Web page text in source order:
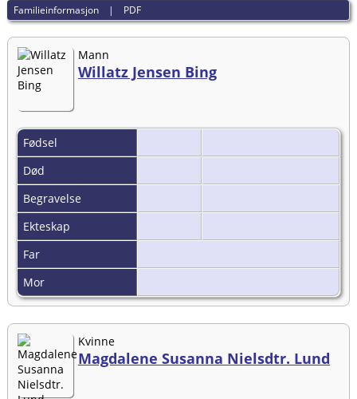
Familieinformasjon | PDF
Mann
Willatz Jensen Bing
Fødsel
Død
Begravelse
Ekteskap
Far
Mor
Kvinne
Magdalene Susanna Nielsdtr. Lund